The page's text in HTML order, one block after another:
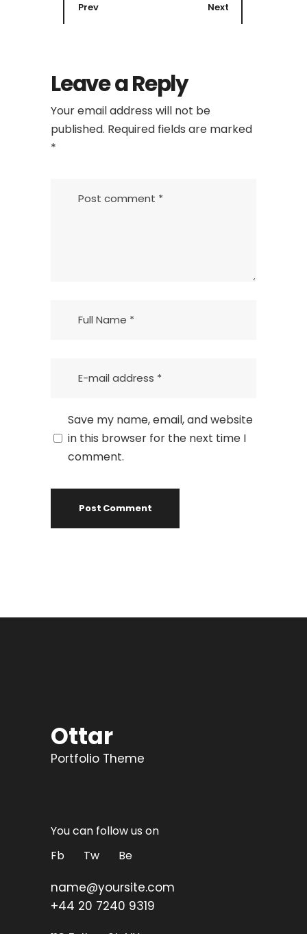
Prev Next
Leave a Reply
Your email address will not be
published. Required fields are marked
*
Save my name, email, and website
in this browser for the next time I
comment.
Ottar
Portfolio Theme
You can follow us on
Fb
Tw Be
name@yoursite.com
+44 20 7240 9319